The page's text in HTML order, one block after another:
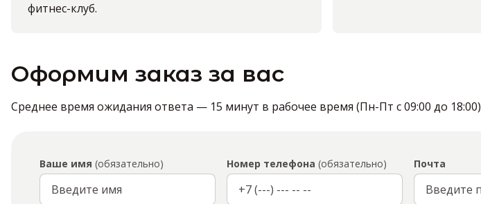
фитнес-клуб.
Оформим заказ за вас
Среднее время ожидания ответа — 15 минут в рабочее время (Пн-Пт с 09:00 до 18:00)
Ваше имя (обязательно) Номер телефона (обязательно) Почта